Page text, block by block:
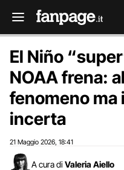
El Niño
NOAA frena:
fenomeno
incerta
21 Maggio 2026 18:41
A cura di Valeria Aiello